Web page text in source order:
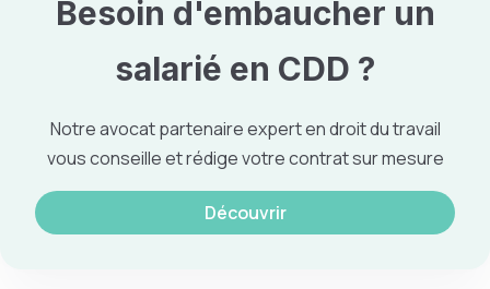
Besoin d'embaucher un
salarié en CDD ?
Notre avocat partenaire expert en droit du travail
vous conseille et rédige votre contrat sur mesure
Découvrir